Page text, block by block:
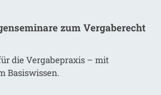
zum Vergaberecht
die Vergabepraxis – mit
Basiswissen.